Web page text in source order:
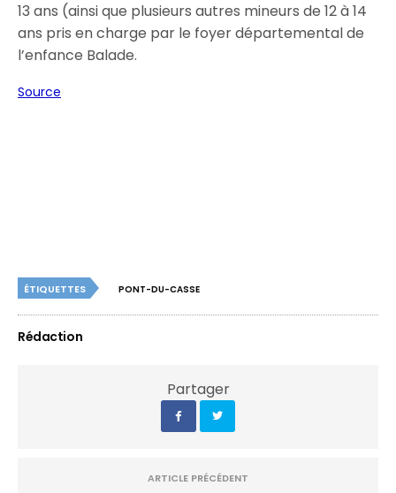
13 ans (ainsi que plusieurs autres mineurs de 12 à 14
ans pris en charge par le foyer départemental de
l’enfance Balade.
Source
ÉTIQUETTES PONT-DU-CASSE
Rédaction
Partager
ARTICLE PRÉCÉDENT